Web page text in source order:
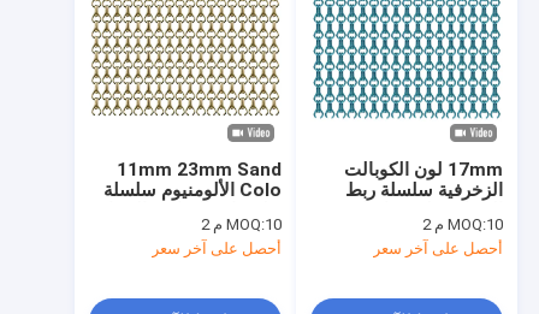
11mm 23mm Sand
Colo الألومنيوم سلسلة
Antiwear
MOQ:10 م 2
أحصل على آخر سعر
17mm لون الكوبالت
الزخرفية سلسلة ربط
للأبواب
MOQ:10 م 2
أحصل على آخر سعر